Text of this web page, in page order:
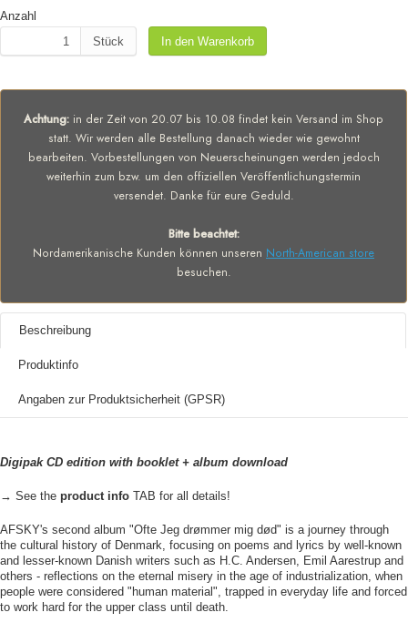
Anzahl
Stück
In den Warenkorb
Achtung: in der Zeit von 20.07 bis 10.08 findet kein Versand im Shop
statt. Wir werden alle Bestellung danach wieder wie gewohnt
bearbeiten. Vorbestellungen von Neuerscheinungen werden jedoch
weiterhin zum bzw. um den offiziellen Veröffentlichungstermin
versendet. Danke für eure Geduld.
Bitte beachtet:
Nordamerikanische Kunden können unseren North-American store
besuchen.
Beschreibung
Produktinfo
Angaben zur Produktsicherheit (GPSR)
Digipak CD edition with booklet + album download
→ See the product info TAB for all details!
AFSKY's second album "Ofte Jeg drømmer mig død" is a journey through
the cultural history of Denmark, focusing on poems and lyrics by well-known
and lesser-known Danish writers such as H.C. Andersen, Emil Aarestrup and
others - reflections on the eternal misery in the age of industrialization, when
people were considered "human material", trapped in everyday life and forced
to work hard for the upper class until death.